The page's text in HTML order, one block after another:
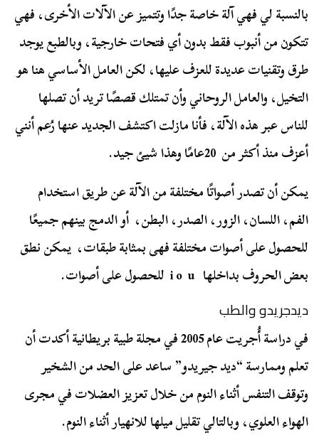
بالنسبة لي فهي آلة خاصة جدًا وتتميز عن الآلات الأخرى، فهي
تتكون من أنبوب فقط بدون أي فتحات خارجية، وبالطبع يوجد
طرق وتقنيات عديدة للعزف عليها، لكن العامل الأساسي هنا هو
التخيل، والعامل الروحاني وأن تمتلك قصصًا تريد أن تصلها
للناس عبر هذه الآلة، فأنا مازلت اكتشف الجديد عنها رُعم أنني
أعزف منذ أكثر من 20عامًا وهذا شيئ جيد.
يمكن أن تصدر أصواتًا مختلفة من الآلة عن طريق استخدام
الفم، اللسان، الزور، الصدر، البطن، أو الدمج بينهم جميعًا
للحصول على أصوات مختلفة فهى بمثابة طبقات، يمكن نطق
بعض الحروف بداخلها i o u للحصول على أصوات.
ديدجريدو والطب
في دراسة أُجريت عام 2005 في مجلة طبية بريطانية أكدت أن
تعلم وممارسة “ديد جيريدو” ساعد على الحد من الشخير
وتوقف التنفس أثناء النوم من خلال تعزيز العضلات في مجرى
الهواء العلوي، وبالتالي تقليل ميلها للانهيار أثناء النوم.